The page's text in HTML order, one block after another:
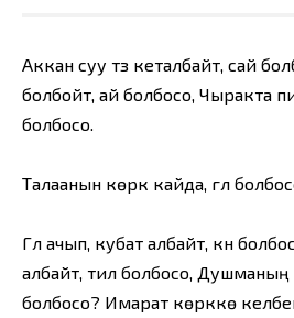
Аккан суу түз кеталбайт, сай
болбойт, ай болбосо, Чыракта
болбосо.
Талаанын көркү кайда, гүл
Гүл ачып, кубат албайт, күн
албайт, тил болбосо, Душманың
болбосо? Имарат көрккө